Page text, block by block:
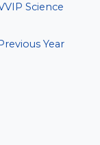
Science
Year